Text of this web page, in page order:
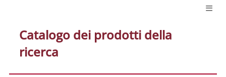
Catalogo dei prodotti della
ricerca